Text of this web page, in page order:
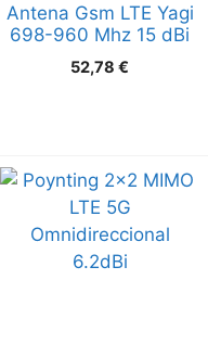
Antena Gsm LTE Yagi
698-960 Mhz 15 dBi
52,78 €